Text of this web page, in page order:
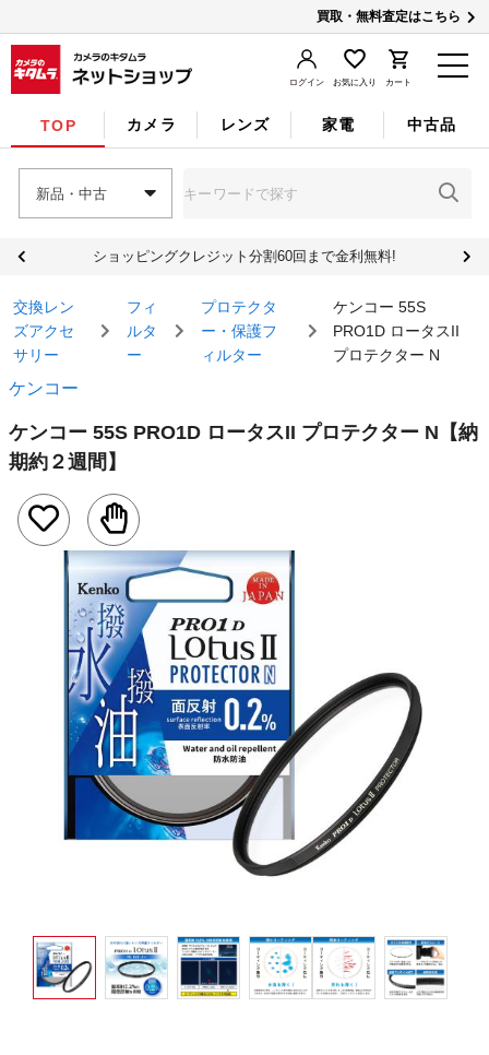
買取・無料査定はこちら
ログイン お気に入り カート
TOP カメラ レンズ 家電 中古品
新品・中古
ショッピングクレジット分割60回まで金利無料!
交換レン
ズアクセ
サリー
フィ
ルタ
ー
プロテクタ
ー・保護フ
ィルター
ケンコー 55S
PRO1D ロータスII
プロテクター N
ケンコー
ケンコー 55S PRO1D ロータスII プロテクター N 【納
期約２週間】